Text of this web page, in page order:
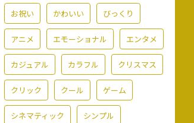
お祝い かわいい びっくり
アニメ エモーショナル エンタメ
カジュアル カラフル クリスマス
クリック クール ゲーム
シネマティック シンプル